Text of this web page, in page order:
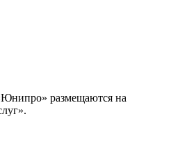
размещаются на